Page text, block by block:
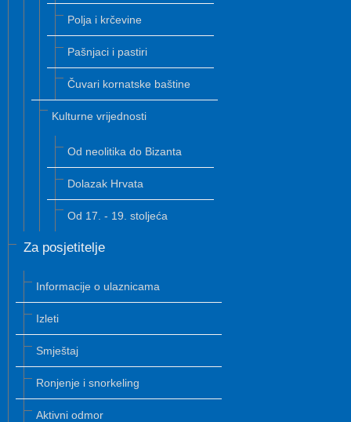
Polja i krčevine
Pašnjaci i pastiri
Čuvari kornatske baštine
Kulturne vrijednosti
Od neolitika do Bizanta
Dolazak Hrvata
Od 17. - 19. stoljeća
Za posjetitelje
Informacije o ulaznicama
Izleti
Smještaj
Ronjenje i snorkeling
Aktivni odmor